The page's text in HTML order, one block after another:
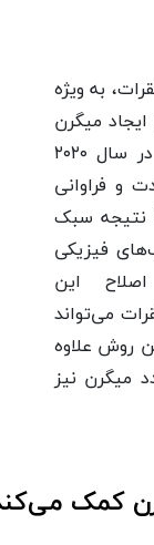
به ویژه
میگرن
شوند. به عنوان مثال، یک مطالعه انجام شده در سال ۲۰۲۰
و فراوانی
نتیجه سبک
فیزیکی
این
می‌تواند
روش علاوه
میگرن نیز
کمک